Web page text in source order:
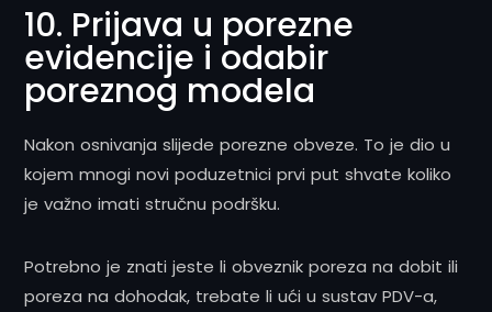
10. Prijava u porezne
evidencije i odabir
poreznog modela
Nakon osnivanja slijede porezne obveze. To je dio u
kojem mnogi novi poduzetnici prvi put shvate koliko
je važno imati stručnu podršku.
Potrebno je znati jeste li obveznik poreza na dobit ili
poreza na dohodak, trebate li ući u sustav PDV-a,